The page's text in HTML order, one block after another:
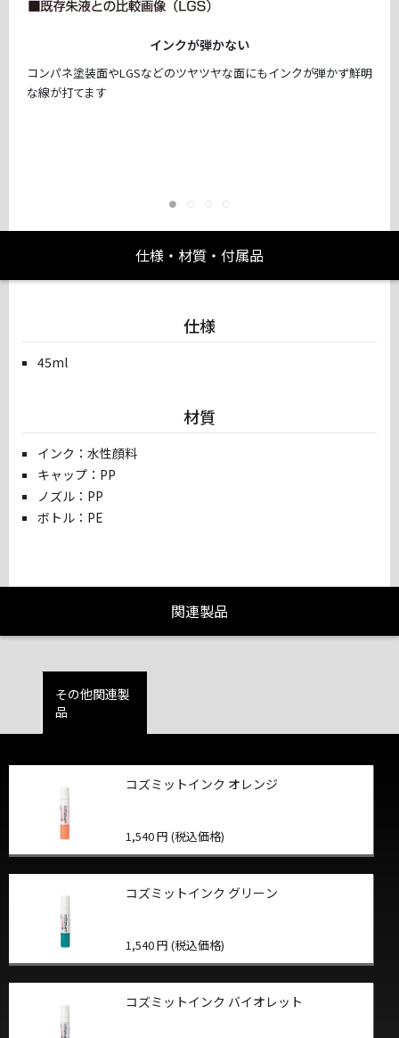
インクが弾かない
コンパネ塗装面やLGSなどのツヤツヤな面にもインクが弾かず鮮明
な線が打てます
仕様・材質・付属品
仕様
45ml
材質
インク：水性顔料
キャップ：PP
ノズル：PP
ボトル：PE
関連製品
その他関連製
品
コズミットインク オレンジ
1,540 円 (税込価格)
コズミットインク グリーン
1,540 円 (税込価格)
コズミットインク バイオレット